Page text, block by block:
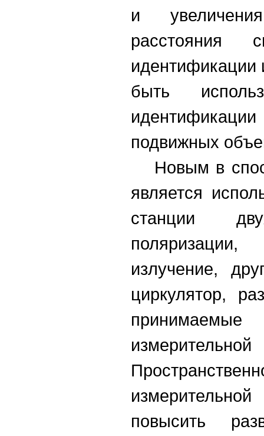
и
расстояния
идентификации
быть
подвижных
Новым в
является
станции
излучение,
циркулятор,
повысить